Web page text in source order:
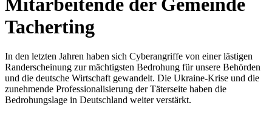
Tacherting
In den letzten Jahren haben sich Cyberangriffe von einer lästigen
Randerscheinung zur mächtigsten Bedrohung für unsere Behörden
und die deutsche Wirtschaft gewandelt. Die Ukraine-Krise und die
zunehmende Professionalisierung der Täterseite haben die
Bedrohungslage in Deutschland weiter verstärkt.